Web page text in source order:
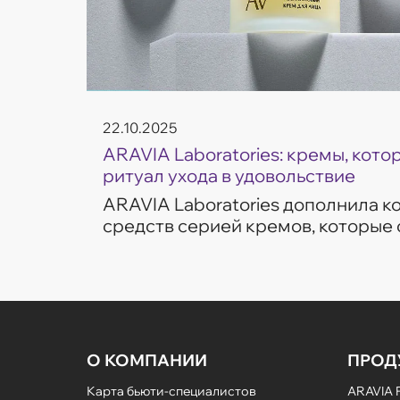
22.10.2025
ARAVIA Laboratories: кремы,
ритуал ухода в удовольствие
ARAVIA Laboratories дополнила
средств серией кремов,
О КОМПАНИИ
Карта бьюти-специалистов ARAVIA